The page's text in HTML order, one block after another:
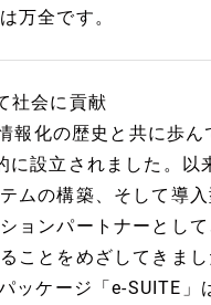
万全です。
社会に貢献
報化の歴史と共に歩
設立されました。以
ムの構築、そして導
ョンパートナーとし
ことをめざしてきまし
ッケージ「e-SUITE」